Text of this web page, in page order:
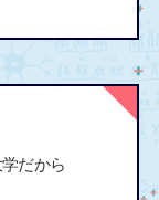
だから